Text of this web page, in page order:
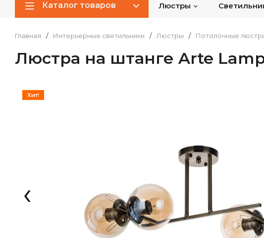
Каталог товаров Люстры
Главная / Интерьерные светильники / Люстры / Потолочные
Люстра на штанге Arte
Хит!
‹